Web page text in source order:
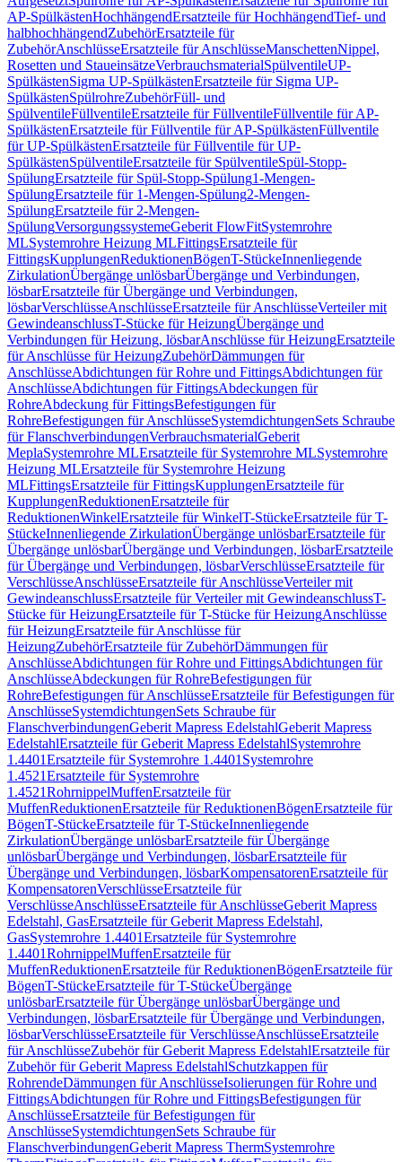
AP-SpülkästenHochhängendErsatzteile für HochhängendTief- und
halbhochhängendZubehörErsatzteile für
ZubehörAnschlüsseErsatzteile für AnschlüsseManschettenNippel,
Rosetten und StaueinsätzeVerbrauchsmaterialSpülventileUP-
SpülkästenSigma UP-SpülkästenErsatzteile für Sigma UP-
SpülkästenSpülrohreZubehörFüll- und
SpülventileFüllventileErsatzteile für FüllventileFüllventile für AP-
SpülkästenErsatzteile für Füllventile für AP-SpülkästenFüllventile
für UP-SpülkästenErsatzteile für Füllventile für UP-
SpülkästenSpülventileErsatzteile für SpülventileSpül-Stopp-
SpülungErsatzteile für Spül-Stopp-Spülung1-Mengen-
SpülungErsatzteile für 1-Mengen-Spülung2-Mengen-
SpülungErsatzteile für 2-Mengen-
SpülungVersorgungssystemeGeberit FlowFitSystemrohre
MLSystemrohre Heizung MLFittingsErsatzteile für
FittingsKupplungenReduktionenBögenT-StückeInnenliegende
ZirkulationÜbergänge unlösbarÜbergänge und Verbindungen,
lösbarErsatzteile für Übergänge und Verbindungen,
lösbarVerschlüsseAnschlüsseErsatzteile für AnschlüsseVerteiler mit
GewindeanschlussT-Stücke für HeizungÜbergänge und
Verbindungen für Heizung, lösbarAnschlüsse für HeizungErsatzteile
für Anschlüsse für HeizungZubehörDämmungen für
AnschlüsseAbdichtungen für Rohre und FittingsAbdichtungen für
AnschlüsseAbdichtungen für FittingsAbdeckungen für
RohreAbdeckung für FittingsBefestigungen für
RohreBefestigungen für AnschlüsseSystemdichtungenSets Schraube
für FlanschverbindungenVerbrauchsmaterialGeberit
MeplaSystemrohre MLErsatzteile für Systemrohre MLSystemrohre
Heizung MLErsatzteile für Systemrohre Heizung
MLFittingsErsatzteile für FittingsKupplungenErsatzteile für
KupplungenReduktionenErsatzteile für
ReduktionenWinkelErsatzteile für WinkelT-StückeErsatzteile für T-
StückeInnenliegende ZirkulationÜbergänge unlösbarErsatzteile für
Übergänge unlösbarÜbergänge und Verbindungen, lösbarErsatzteile
für Übergänge und Verbindungen, lösbarVerschlüsseErsatzteile für
VerschlüsseAnschlüsseErsatzteile für AnschlüsseVerteiler mit
GewindeanschlussErsatzteile für Verteiler mit GewindeanschlussT-
Stücke für HeizungErsatzteile für T-Stücke für HeizungAnschlüsse
für HeizungErsatzteile für Anschlüsse für
HeizungZubehörErsatzteile für ZubehörDämmungen für
AnschlüsseAbdichtungen für Rohre und FittingsAbdichtungen für
AnschlüsseAbdeckungen für RohreBefestigungen für
RohreBefestigungen für AnschlüsseErsatzteile für Befestigungen für
AnschlüsseSystemdichtungenSets Schraube für
FlanschverbindungenGeberit Mapress EdelstahlGeberit Mapress
EdelstahlErsatzteile für Geberit Mapress EdelstahlSystemrohre
1.4401Ersatzteile für Systemrohre 1.4401 Systemrohre
1.4521Ersatzteile für Systemrohre
1.4521RohrnippelMuffenErsatzteile für
MuffenReduktionenErsatzteile für ReduktionenBögenErsatzteile für
BögenT-StückeErsatzteile für T-StückeInnenliegende
ZirkulationÜbergänge unlösbarErsatzteile für Übergänge
unlösbarÜbergänge und Verbindungen, lösbarErsatzteile für
Übergänge und Verbindungen, lösbarKompensatorenErsatzteile für
KompensatorenVerschlüsseErsatzteile für
VerschlüsseAnschlüsseErsatzteile für AnschlüsseGeberit Mapress
Edelstahl, GasErsatzteile für Geberit Mapress Edelstahl,
GasSystemrohre 1.4401Ersatzteile für Systemrohre
1.4401RohrnippelMuffenErsatzteile für
MuffenReduktionenErsatzteile für ReduktionenBögenErsatzteile für
BögenT-StückeErsatzteile für T-StückeÜbergänge
unlösbarErsatzteile für Übergänge unlösbarÜbergänge und
Verbindungen, lösbarErsatzteile für Übergänge und Verbindungen,
lösbarVerschlüsseErsatzteile für VerschlüsseAnschlüsseErsatzteile
für AnschlüsseZubehör für Geberit Mapress EdelstahlErsatzteile für
Zubehör für Geberit Mapress EdelstahlSchutzkappen für
RohrendeDämmungen für AnschlüsseIsolierungen für Rohre und
FittingsAbdichtungen für Rohre und FittingsBefestigungen für
AnschlüsseErsatzteile für Befestigungen für
AnschlüsseSystemdichtungenSets Schraube für
FlanschverbindungenGeberit Mapress ThermSystemrohre